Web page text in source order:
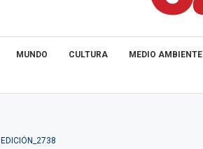
MUNDO CULTURA MEDIO AMBIENTE
EDICIÓN_2738